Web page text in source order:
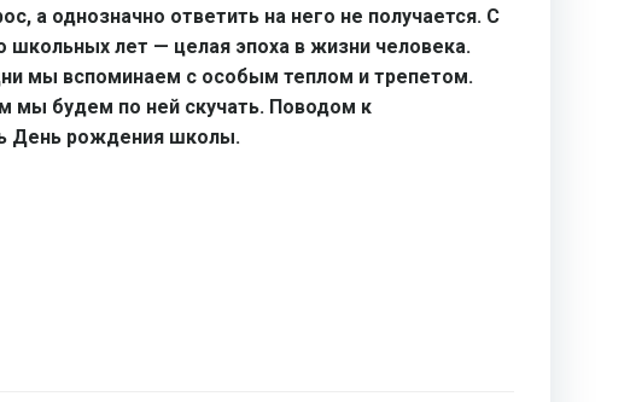
а однозначно ответить на него не получается. С
лет — целая эпоха в жизни человека.
мы вспоминаем с особым теплом и трепетом.
мы будем по ней скучать. Поводом к
День рождения школы.